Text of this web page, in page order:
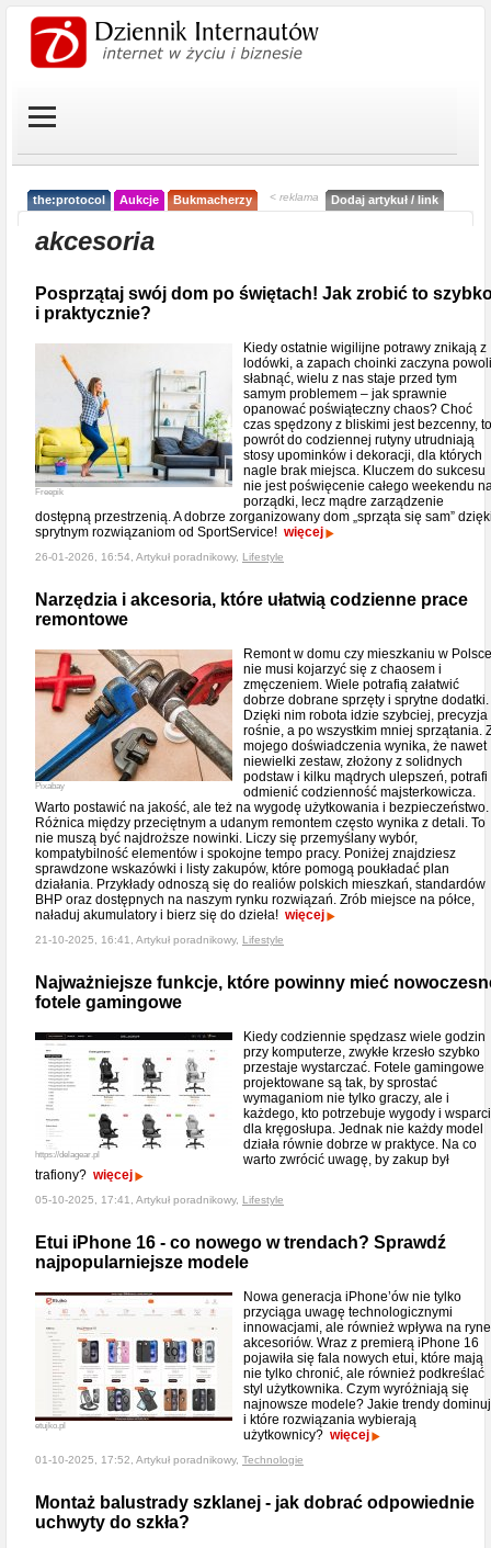
the:protocol Aukcje Bukmacherzy < reklama Dodaj artykuł / link
akcesoria
Posprzątaj swój dom po świętach! Jak zrobić to
i praktycznie?
Freepik
Kiedy ostatnie wigilijne potrawy znikają z
lodówki, a zapach choinki zaczyna powoli
słabnąć, wielu z nas staje przed tym
samym problemem – jak sprawnie
opanować poświąteczny chaos? Choć
czas spędzony z bliskimi jest bezcenny, to
powrót do codziennej rutyny utrudniają
stosy upominków i dekoracji, dla których
nagle brak miejsca. Kluczem do sukcesu
nie jest poświęcenie całego weekendu
porządki, lecz mądre zarządzenie
dostępną przestrzenią. A dobrze zorganizowany dom „sprząta się sam”
sprytnym rozwiązaniom od SportService! więcej
26-01-2026, 16:54, Artykuł poradnikowy, Lifestyle
Narzędzia i akcesoria, które ułatwią codzienne prace
remontowe
Pixabay
Remont w domu czy mieszkaniu w Polsce
nie musi kojarzyć się z chaosem i
zmęczeniem. Wiele potrafią załatwić
dobrze dobrane sprzęty i sprytne dodatki.
Dzięki nim robota idzie szybciej, precyzja
rośnie, a po wszystkim mniej sprzątania.
mojego doświadczenia wynika, że nawet
niewielki zestaw, złożony z solidnych
podstaw i kilku mądrych ulepszeń, potrafi
odmienić codzienność majsterkowicza.
Warto postawić na jakość, ale też na wygodę użytkowania i bezpieczeństwo.
Różnica między przeciętnym a udanym remontem często wynika z detali. To
nie muszą być najdroższe nowinki. Liczy się przemyślany wybór,
kompatybilność elementów i spokojne tempo pracy. Poniżej znajdziesz
sprawdzone wskazówki i listy zakupów, które pomogą poukładać plan
działania. Przykłady odnoszą się do realiów polskich mieszkań, standardów
BHP oraz dostępnych na naszym rynku rozwiązań. Zrób miejsce na półce,
naładuj akumulatory i bierz się do dzieła! więcej
21-10-2025, 16:41, Artykuł poradnikowy, Lifestyle
Najważniejsze funkcje, które powinny mieć
fotele gamingowe
https://delagear.pl
Kiedy codziennie spędzasz wiele godzin
przy komputerze, zwykłe krzesło szybko
przestaje wystarczać. Fotele gamingowe
projektowane są tak, by sprostać
wymaganiom nie tylko graczy, ale i
każdego, kto potrzebuje wygody i
dla kręgosłupa. Jednak nie każdy model
działa równie dobrze w praktyce. Na co
warto zwrócić uwagę, by zakup był
trafiony? więcej
05-10-2025, 17:41, Artykuł poradnikowy, Lifestyle
Etui iPhone 16 - co nowego w trendach? Sprawdź
najpopularniejsze modele
etujko.pl
Nowa generacja iPhone’ów nie tylko
przyciąga uwagę technologicznymi
innowacjami, ale również wpływa na
akcesoriów. Wraz z premierą iPhone 16
pojawiła się fala nowych etui, które mają
nie tylko chronić, ale również podkreślać
styl użytkownika. Czym wyróżniają się
najnowsze modele? Jakie trendy
i które rozwiązania wybierają
użytkownicy? więcej
01-10-2025, 17:52, Artykuł poradnikowy, Technologie
Montaż balustrady szklanej - jak dobrać odpowiednie
uchwyty do szkła?